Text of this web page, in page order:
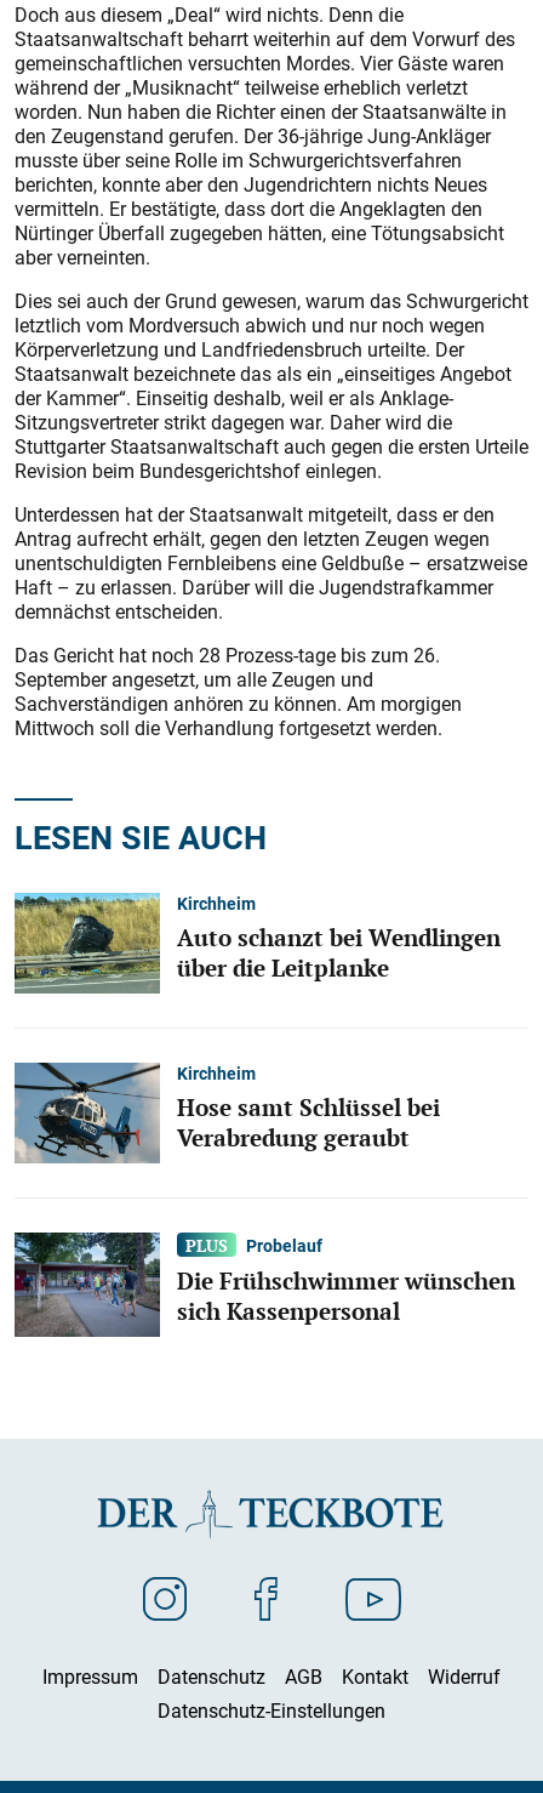
Doch aus diesem „Deal“ wird nichts. Denn die
Staatsanwaltschaft beharrt weiterhin auf dem Vorwurf des
gemeinschaftlichen versuchten Mordes. Vier Gäste waren
während der „Musiknacht“ teilweise erheblich verletzt
worden. Nun haben die Richter einen der Staatsanwälte in
den Zeugenstand gerufen. Der 36-jährige Jung-Ankläger
musste über seine Rolle im Schwurgerichtsverfahren
berichten, konnte aber den Jugendrichtern nichts Neues
vermitteln. Er bestätigte, dass dort die Angeklagten den
Nürtinger Überfall zugegeben hätten, eine Tötungsabsicht
aber verneinten.
Dies sei auch der Grund gewesen, warum das Schwurgericht
letztlich vom Mordversuch abwich und nur noch wegen
Körperverletzung und Landfriedensbruch urteilte. Der
Staatsanwalt bezeichnete das als ein „einseitiges Angebot
der Kammer“. Einseitig deshalb, weil er als Anklage-
Sitzungsvertreter strikt dagegen war. Daher wird die
Stuttgarter Staatsanwaltschaft auch gegen die ersten Urteile
Revision beim Bundesgerichtshof einlegen.
Unterdessen hat der Staatsanwalt mitgeteilt, dass er den
Antrag aufrecht erhält, gegen den letzten Zeugen wegen
unentschuldigten Fernbleibens eine Geldbuße – ersatzweise
Haft – zu erlassen. Darüber will die Jugendstrafkammer
demnächst entscheiden.
Das Gericht hat noch 28 Prozess-tage bis zum 26.
September angesetzt, um alle Zeugen und
Sachverständigen anhören zu können. Am morgigen
Mittwoch soll die Verhandlung fortgesetzt werden.
LESEN SIE AUCH
Kirchheim
Auto schanzt bei Wendlingen
über die Leitplanke
Kirchheim
Hose samt Schlüssel bei
Verabredung geraubt
Probelauf
Die Frühschwimmer wünschen
sich Kassenpersonal
Impressum Datenschutz AGB Kontakt
Widerruf
Datenschutz-Einstellungen